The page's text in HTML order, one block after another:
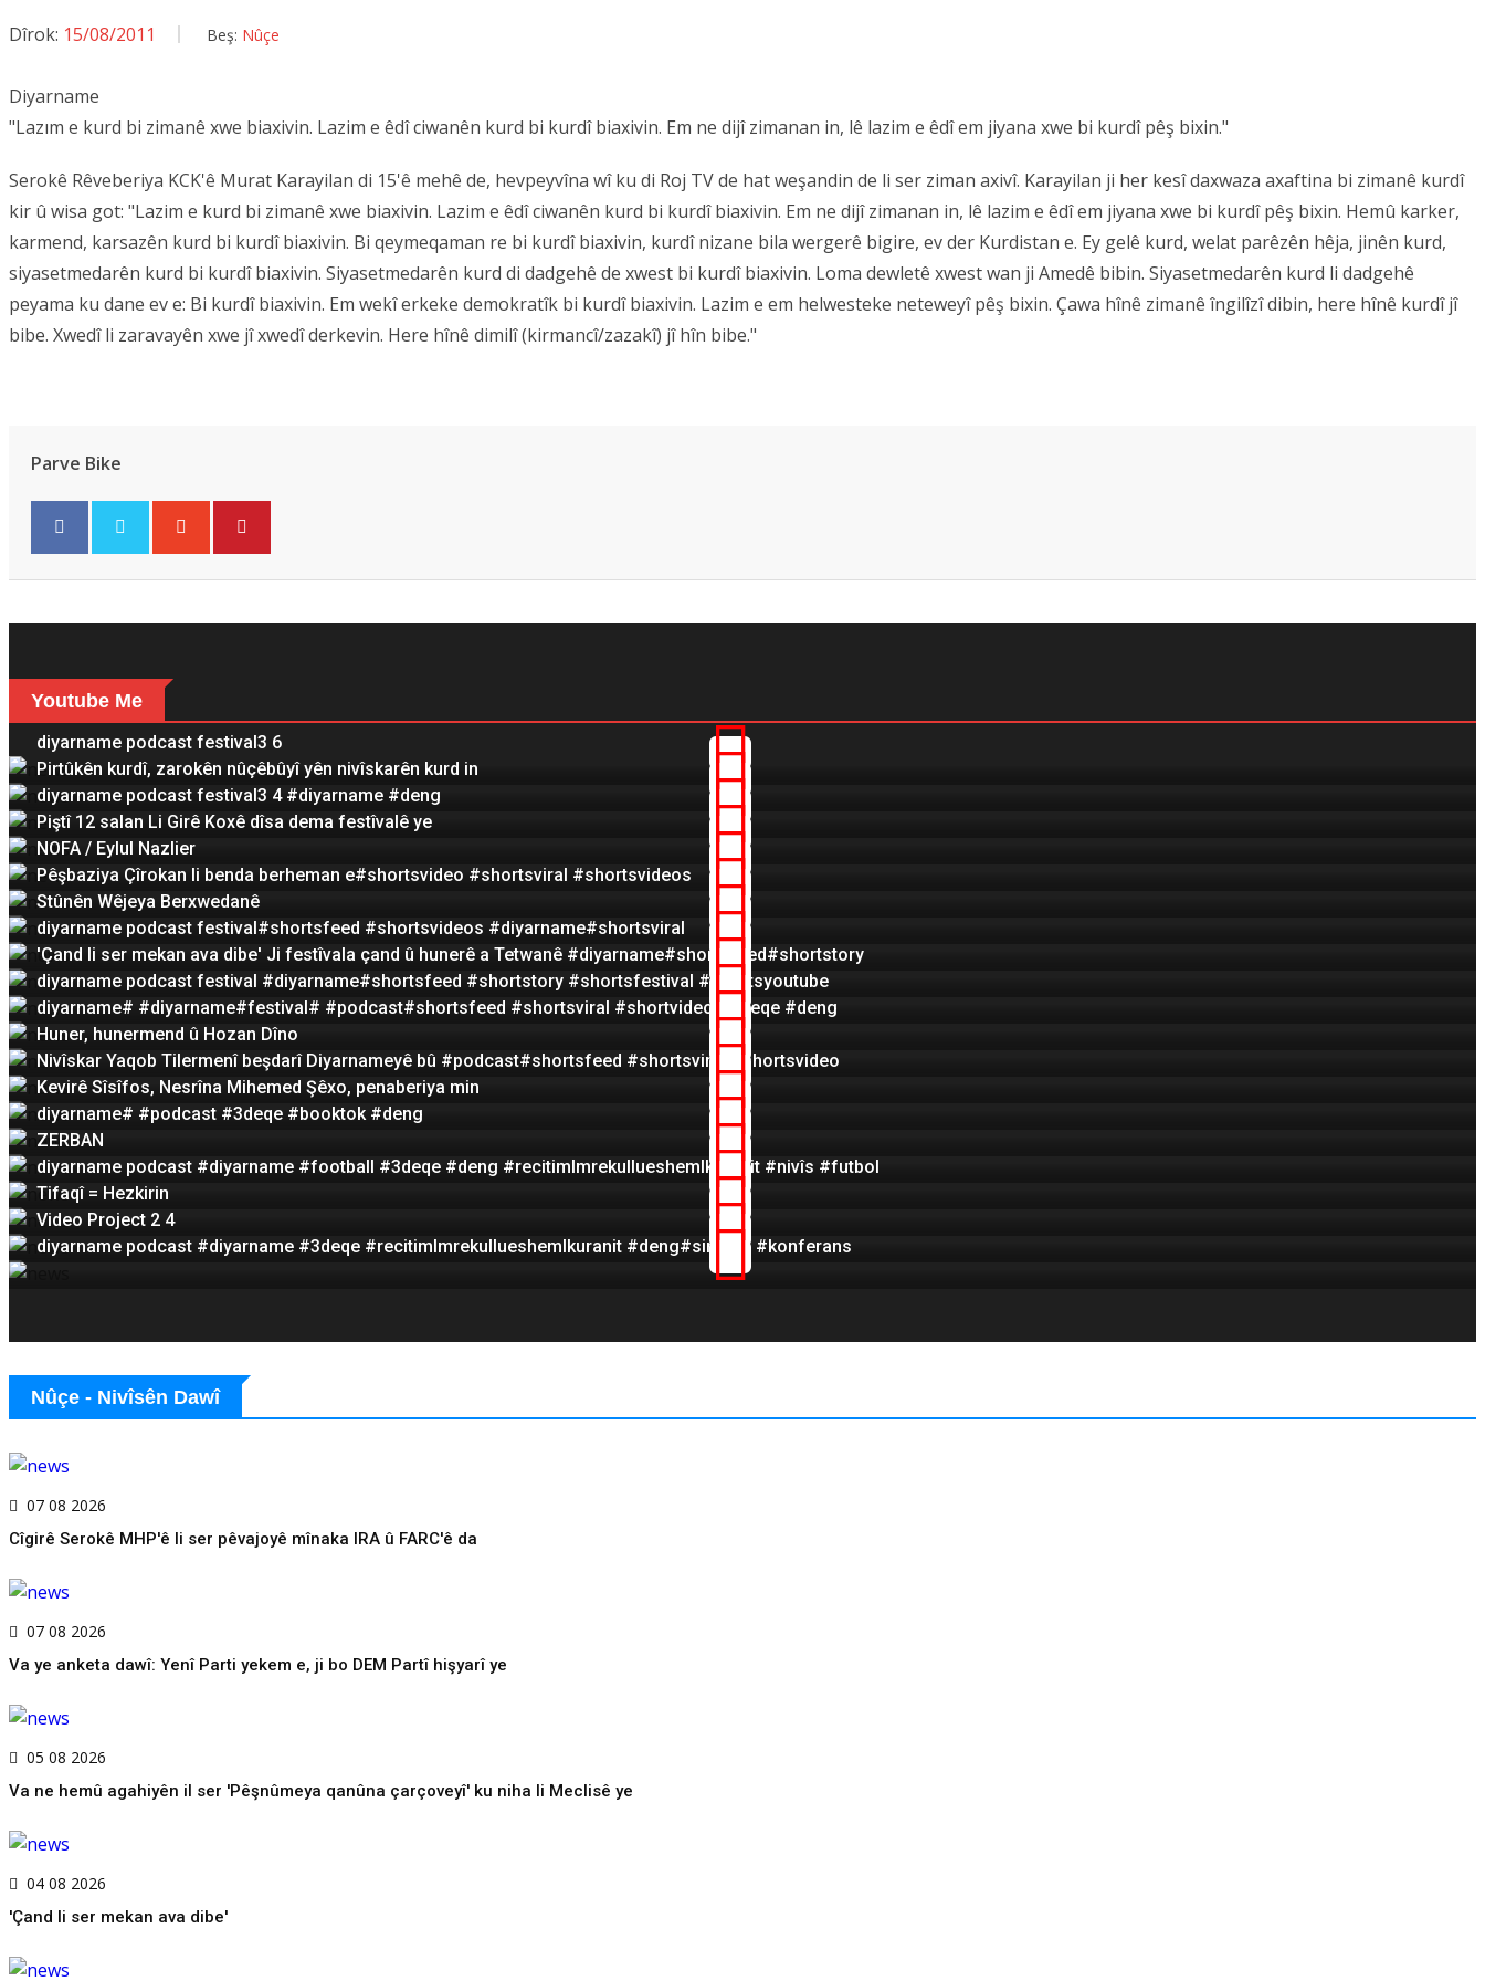
Dîrok: 15/08/2011 Beş: Nûçe
Diyarname
"Lazım e kurd bi zimanê xwe biaxivin. Lazim e êdî ciwanên kurd bi kurdî biaxivin. Em ne dijî zimanan in, lê lazim e êdî em jiyana xwe bi kurdî pêş bixin."
Serokê Rêveberiya KCK'ê Murat Karayilan di 15'ê mehê de, hevpeyvîna wî ku di Roj TV de hat weşandin de li ser ziman axivî. Karayilan ji her kesî daxwaza axaftina bi zimanê kurdî
kir û wisa got: "Lazim e kurd bi zimanê xwe biaxivin. Lazim e êdî ciwanên kurd bi kurdî biaxivin. Em ne dijî zimanan in, lê lazim e êdî em jiyana xwe bi kurdî pêş bixin. Hemû karker,
karmend, karsazên kurd bi kurdî biaxivin. Bi qeymeqaman re bi kurdî biaxivin, kurdî nizane bila wergerê bigire, ev der Kurdistan e. Ey gelê kurd, welat parêzên hêja, jinên kurd,
siyasetmedarên kurd bi kurdî biaxivin. Siyasetmedarên kurd di dadgehê de xwest bi kurdî biaxivin. Loma dewletê xwest wan ji Amedê bibin. Siyasetmedarên kurd li dadgehê
peyama ku dane ev e: Bi kurdî biaxivin. Em wekî erkeke demokratîk bi kurdî biaxivin. Lazim e em helwesteke neteweyî pêş bixin. Çawa hînê zimanê îngilîzî dibin, here hînê kurdî jî
bibe. Xwedî li zaravayên xwe jî xwedî derkevin. Here hînê dimilî (kirmancî/zazakî) jî hîn bibe."
Parve Bike
Youtube Me
diyarname podcast festival3 6
Pirtûkên kurdî, zarokên nûçêbûyî yên nivîskarên kurd in
diyarname podcast festival3 4 #diyarname #deng
Piştî 12 salan Li Girê Koxê dîsa dema festîvalê ye
NOFA / Eylul Nazlier
Pêşbaziya Çîrokan li benda berheman e#shortsvideo #shortsviral #shortsvideos
Stûnên Wêjeya Berxwedanê
diyarname podcast festival#shortsfeed #shortsvideos #diyarname#shortsviral
'Çand li ser mekan ava dibe' Ji festîvala çand û hunerê a Tetwanê #diyarname#shortsfeed#shortstory
diyarname podcast festival #diyarname#shortsfeed #shortstory #shortsfestival #shortsyoutube
diyarname# #diyarname#festival# #podcast#shortsfeed #shortsviral #shortvideo #3deqe #deng
Huner, hunermend û Hozan Dîno
Nivîskar Yaqob Tilermenî beşdarî Diyarnameyê bû #podcast#shortsfeed #shortsviral #shortsvideo
Kevirê Sîsîfos, Nesrîna Mihemed Şêxo, penaberiya min
diyarname# #podcast #3deqe #booktok #deng
ZERBAN
diyarname podcast #diyarname #football #3deqe #deng #recitimlmrekullueshemlkuranit #nivîs #futbol
Tifaqî = Hezkirin
Video Project 2 4
diyarname podcast #diyarname #3deqe #recitimlmrekullueshemlkuranit #deng#sinema #konferans
Nûçe - Nivîsên Dawî
07 08 2026
Cîgirê Serokê MHP'ê li ser pêvajoyê mînaka IRA û FARC'ê da
07 08 2026
Va ye anketa dawî: Yenî Parti yekem e, ji bo DEM Partî hişyarî ye
05 08 2026
Va ne hemû agahiyên il ser 'Pêşnûmeya qanûna çarçoveyî' ku niha li Meclisê ye
04 08 2026
'Çand li ser mekan ava dibe'